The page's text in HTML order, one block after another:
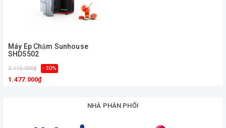
Máy Ép Chậm Sunhouse
SHD5502
2.110.000₫ - 30%
1.477.000₫
NHÀ PHÂN PHỐI